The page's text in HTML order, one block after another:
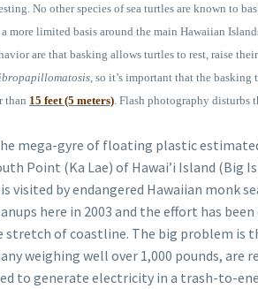
No other species of sea turtles are known to
more limited basis around the main Hawaiian
are that basking allows turtles to rest, raise
, so it’s important that the
than 15 feet (5 meters) . Flash photography disturbs
mega-gyre of floating plastic
Point (Ka Lae) of Hawai’i Island
visited by endangered Hawaiian monk
here in 2003 and the effort has
of coastline. The big problem is
weighing well over 1,000 pounds, are
to generate electricity in a trash-to-